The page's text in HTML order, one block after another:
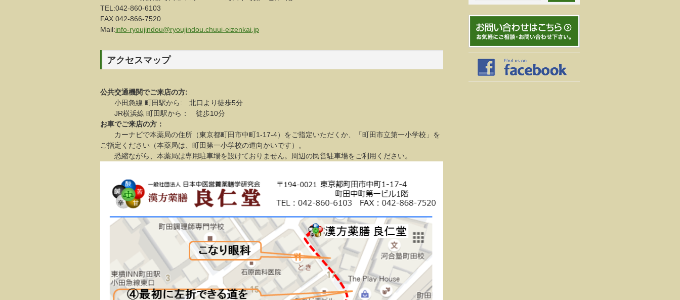
TEL:042-860-6103
FAX:042-866-7520
Mail:info-ryoujindou@ryoujindou.chuui-eizenkai.jp
アクセスマップ
公共交通機関でご来店の方:
小田急線 町田駅から: 北口より徒歩5分
JR横浜線 町田駅から： 徒歩10分
お車でご来店の方：
カーナビで本薬局の住所（東京都町田市中町1-17-4）をご指定いただくか、「町田市立第一小学校」を
ご指定ください（本薬局は、町田第一小学校の道向かいです）。
恐縮ながら、本薬局は専用駐車場を設けておりません。周辺の民営駐車場をご利用ください。